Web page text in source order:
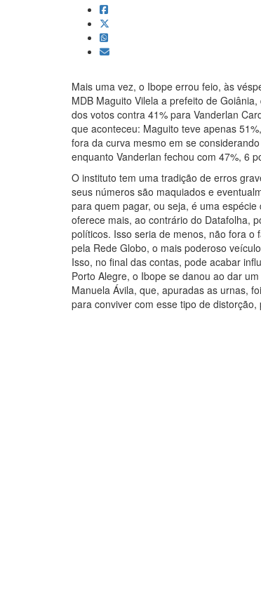
Mais uma vez, o Ibope errou feio, às
MDB Maguito Vilela a prefeito de
dos votos contra 41% para Vanderlan
que aconteceu: Maguito teve apenas
fora da curva mesmo em se
enquanto Vanderlan fechou com 47%, 6
O instituto tem uma tradição de erros
seus números são maquiados e
para quem pagar, ou seja, é uma
oferece mais, ao contrário do Datafolha,
políticos. Isso seria de menos, não fora o
pela Rede Globo, o mais poderoso
Isso, no final das contas, pode acabar
Porto Alegre, o Ibope se danou ao dar
Manuela Ávila, que, apuradas as urnas,
para conviver com esse tipo de distorção,